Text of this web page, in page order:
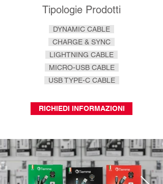
Tipologie Prodotti
DYNAMIC CABLE
CHARGE & SYNC
LIGHTNING CABLE
MICRO-USB CABLE
USB TYPE-C CABLE
RICHIEDI INFORMAZIONI